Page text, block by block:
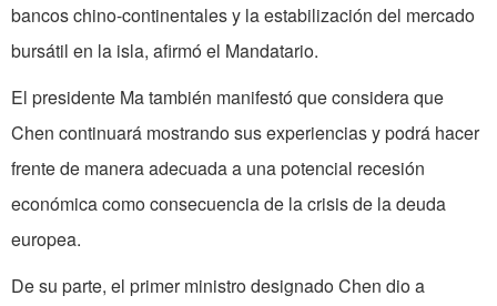
bancos chino-continentales y la estabilización del mercado
bursátil en la isla, afirmó el Mandatario.
El presidente Ma también manifestó que considera que
Chen continuará mostrando sus experiencias y podrá hacer
frente de manera adecuada a una potencial recesión
económica como consecuencia de la crisis de la deuda
europea.
De su parte, el primer ministro designado Chen dio a